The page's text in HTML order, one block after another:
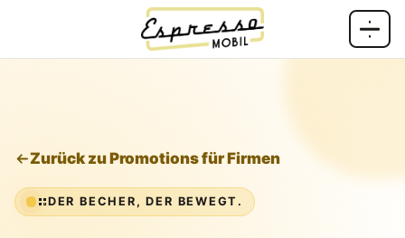
Zurück zu Promotions für Firmen
DER BECHER, DER BEWEGT.